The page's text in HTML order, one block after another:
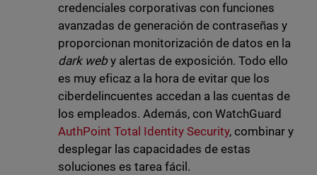
credenciales corporativas con funciones
avanzadas de generación de contraseñas y
proporcionan monitorización de datos en la
dark weby alertas de exposición. Todo ello
es muy eficaz a la hora de evitar que los
ciberdelincuentes accedan a las cuentas de
los empleados. Además, con WatchGuard
AuthPoint Total Identity Security, combinar y
desplegar las capacidades de estas
soluciones es tarea fácil.